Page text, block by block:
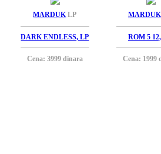
MARDUKLP
DARK ENDLESS, LP
Cena: 3999 dinara
MARDUK
ROM 5
Cena: 1999